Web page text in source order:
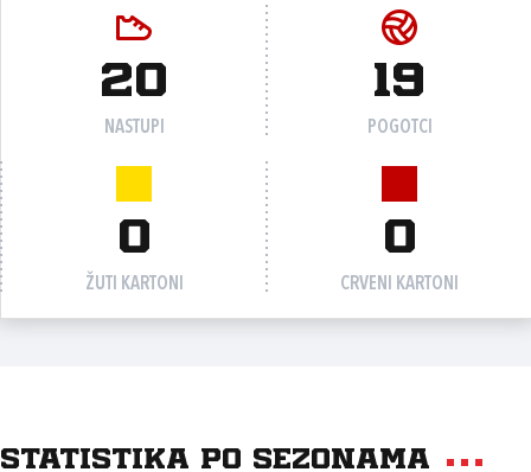
20
NASTUPI
19
POGOTCI
0
ŽUTI KARTONI
0
CRVENI KARTONI
Statistika po sezonama